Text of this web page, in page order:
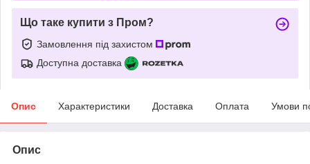
Що таке купити з Пром?
Замовлення під захистом
Доступна доставка
Опис Характеристики Доставка Оплата Умови
Опис